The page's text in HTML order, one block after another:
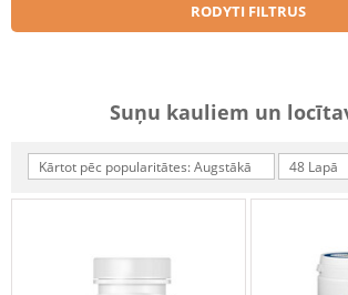
RODYTI FILTRUS
Suņu kauliem un
Kārtot pēc popularitātes: Augstākā 48 Lapā